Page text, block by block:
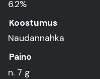
6.2%
Koostumus
Naudannahka
Paino
n. 7 g